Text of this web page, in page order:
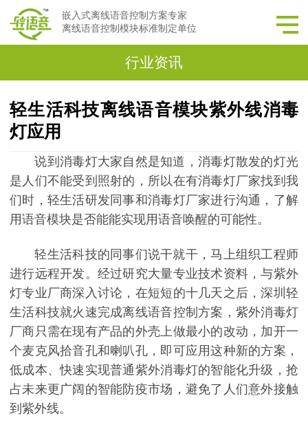
嵌入式离线语音控制方案专家
离线语音控制模块标准制定单位
行业资讯
轻生活科技离线语音模块紫外线消毒
灯应用
说到消毒灯大家自然是知道，消毒灯散发的灯光
是人们不能受到照射的，所以在有消毒灯厂家找到我
们时，轻生活研发同事和消毒灯厂家进行沟通，了解
用语音模块是否能能实现用语音唤醒的可能性。
轻生活科技的同事们说干就干，马上组织工程师
进行远程开发。经过研究大量专业技术资料，与紫外
灯专业厂商深入讨论，在短短的十几天之后，深圳轻
生活科技就火速完成离线语音控制方案，紫外消毒灯
厂商只需在现有产品的外壳上做最小的改动，加开一
个麦克风拾音孔和喇叭孔，即可应用这种新的方案，
低成本、快速实现普通紫外消毒灯的智能化升级，抢
占未来更广阔的智能防疫市场，避免了人们意外接触
到紫外线。